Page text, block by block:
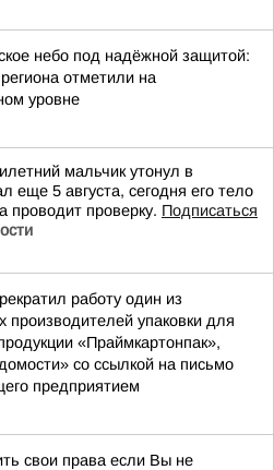
небо под надёжной защитой:
отметили на
уровне
мальчик утонул в
еще 5 августа, сегодня его тело
проводит проверку. Подписаться
работу один из
производителей упаковки для
«Праймкартонпак»,
со ссылкой на письмо
предприятием
свои права если Вы не